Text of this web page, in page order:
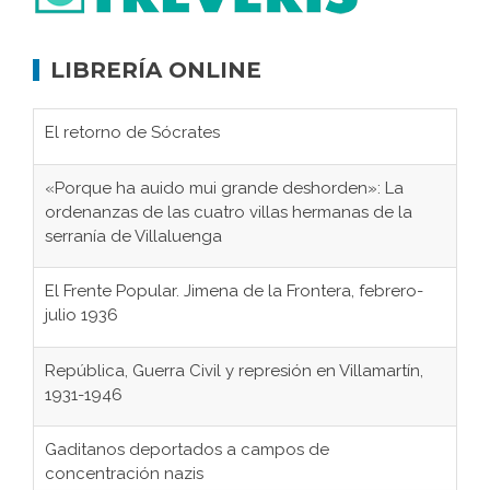
LIBRERÍA ONLINE
El retorno de Sócrates
«Porque ha auido mui grande deshorden»: La
ordenanzas de las cuatro villas hermanas de la
serranía de Villaluenga
El Frente Popular. Jimena de la Frontera, febrero-
julio 1936
República, Guerra Civil y represión en Villamartín,
1931-1946
Gaditanos deportados a campos de
concentración nazis